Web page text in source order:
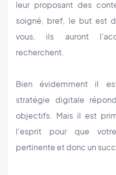
leur proposant des
soigné, bref, le but est
vous, ils auront
recherchent.
Bien évidemment il
stratégie digitale
objectifs. Mais il est
l'esprit pour que
pertinente et donc un